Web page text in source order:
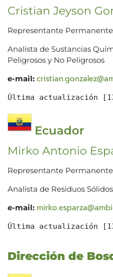
Cristian Jeyson
Representante Permanente
Analista de Sustancias
Peligrosos y No Peligrosos
e-mail:
Última actualización
Ecuador
Mirko Antonio
Representante
Analista de Residuos Sólidos
e-mail:
Última actualización
Dirección de